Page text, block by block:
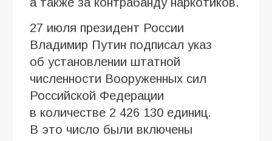
27 июля президент России
Владимир Путин подписал указ
об установлении штатной
численности Вооруженных сил
Российской Федерации
в количестве 2 426 130 единиц.
В это число были включены